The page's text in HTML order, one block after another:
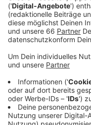
November sollte
verbessern, heißt
Veröffentlicht:
Anzeige
Wenn morgens und
unterwegs sind,
alle fünf Minuten.